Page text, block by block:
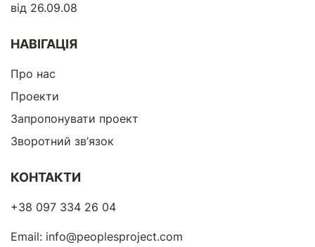
від 26.09.08
НАВІГАЦІЯ
Про нас
Проекти
Запропонувати проект
Зворотний зв’язок
КОНТАКТИ
+38 097 334 26 04
Email: info@peoplesproject.com